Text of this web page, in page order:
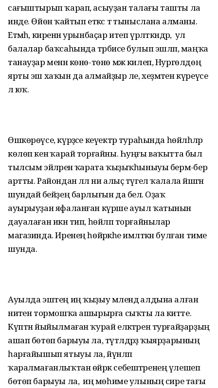
сағыштырып ҡарап, асыуҙан талағы ташты ла
инде. Өйөнә ҡайтып еткәс тә тыныслана алманы.
Етмәһә, киренән урынбаҫар итеп үрләткәндәр, ә ул
балалар баҡсаһында тәрбиәсе булып эшләп, маңҡа
танауҙар менән көнө-төнө мәж килеп, Нургөлдөң
ярты эш хаҡын да алмайҙыр әле, хеҙмәтен күреүсе
лә юҡ.
Өшкөрөүсе, күрәҙәсе кеүектәр тураһында һөйләһәләр
көлөп кенә ҡарай торғайны. Һуңғы ваҡытта был
тылсым эйәләренә ҡарата ҡыҙыҡһыныуы бермә-бер
артты. Райондан әллә ни алыҫ түгел ҡалала йәшәгән
шундай әбейҙең барлығын да белә. Оҙаҡ
ауырыуҙан яфаланған күрше ауыл ҡатынын
дауалаған икән тип, һөйләп торғайнылар
магазинда. Иренең һөйәркәһе имләткән булған тиме
шунда.
Ауылда эштең иң ҡыҙыу мәлендә алдына алған
ниәтен тормошҡа ашырырға сыҡты ла китте.
Күптән йыйылмаған ҡурай еләктәрен турғайҙарҙың
ашап бөтөп барыуы ла, түтәлдәрҙә ҡыярҙарының
һарғайышып ятыуы ла, йүнләп
ҡаралмағанлыҡтан өйрәк себештәренең үлешеп
бөтөп барыуы ла, ә иң мөһиме улының сире тағы